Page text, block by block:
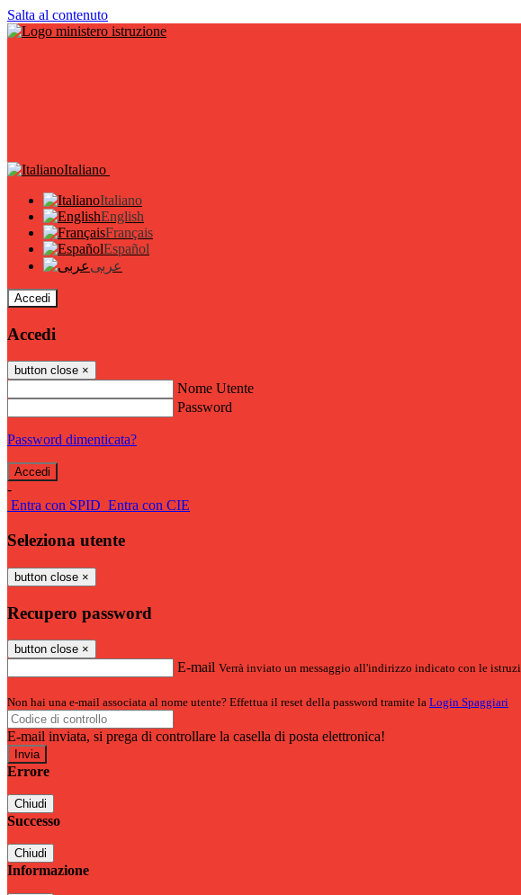
Salta al contenuto
Italiano
Italiano
English
Français
Español
عربى
Accedi
Accedi
button close ×
Nome Utente
Password
Password dimenticata?
-
Entra con SPID Entra con CIE
Seleziona utente
button close ×
Recupero password
button close ×
E-mail Verrà inviato un messaggio all'indirizzo indicato con le
Non hai una e-mail associata al nome utente? Effettua il reset della password tramite la Login Spaggiari
E-mail inviata, si prega di controllare la casella di posta elettronica!
Errore
Chiudi
Successo
Chiudi
Informazione